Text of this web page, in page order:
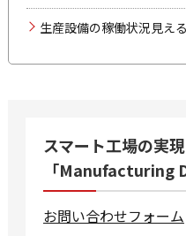
生産設備の稼働状況見え
スマート工場の実
「Manufacturing
お問い合わせフォーム